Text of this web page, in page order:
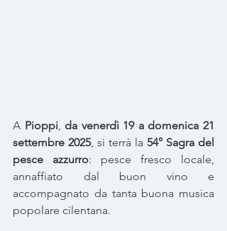
A Pioppi, da venerdì 19 a domenica 21
settembre 2025, si terrà la 54° Sagra del
pesce azzurro: pesce fresco locale,
annaffiato dal buon vino e
accompagnato da tanta buona musica
popolare cilentana.